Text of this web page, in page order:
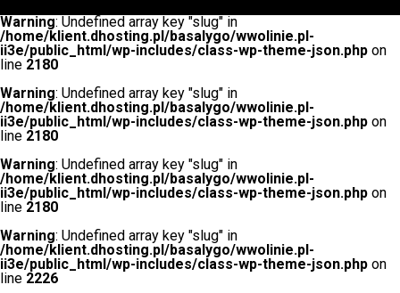
Warning: Undefined array key "slug" in
/home/klient.dhosting.pl/basalygo/wwolinie.pl-
ii3e/public_html/wp-includes/class-wp-theme-json.php on
line 2180
Warning: Undefined array key "slug" in
/home/klient.dhosting.pl/basalygo/wwolinie.pl-
ii3e/public_html/wp-includes/class-wp-theme-json.php on
line 2180
Warning: Undefined array key "slug" in
/home/klient.dhosting.pl/basalygo/wwolinie.pl-
ii3e/public_html/wp-includes/class-wp-theme-json.php on
line 2180
Warning: Undefined array key "slug" in
/home/klient.dhosting.pl/basalygo/wwolinie.pl-
ii3e/public_html/wp-includes/class-wp-theme-json.php on
line 2226